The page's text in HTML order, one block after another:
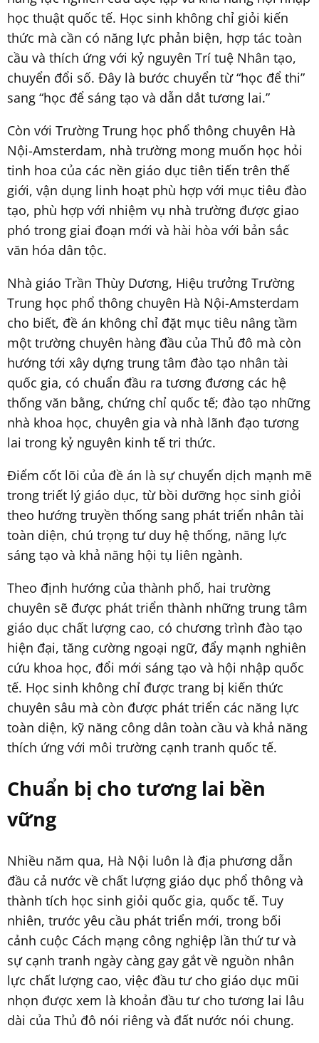
học thuật quốc tế. Học sinh không chỉ giỏi kiến
thức mà cần có năng lực phản biện, hợp tác toàn
cầu và thích ứng với kỷ nguyên Trí tuệ Nhân tạo,
chuyển đổi số. Đây là bước chuyển từ “học để thi”
sang “học để sáng tạo và dẫn dắt tương lai.”
Còn với Trường Trung học phổ thông chuyên Hà
Nội-Amsterdam, nhà trường mong muốn học hỏi
tinh hoa của các nền giáo dục tiên tiến trên thế
giới, vận dụng linh hoạt phù hợp với mục tiêu đào
tạo, phù hợp với nhiệm vụ nhà trường được giao
phó trong giai đoạn mới và hài hòa với bản sắc
văn hóa dân tộc.
Nhà giáo Trần Thùy Dương, Hiệu trưởng Trường
Trung học phổ thông chuyên Hà Nội-Amsterdam
cho biết, đề án không chỉ đặt mục tiêu nâng tầm
một trường chuyên hàng đầu của Thủ đô mà còn
hướng tới xây dựng trung tâm đào tạo nhân tài
quốc gia, có chuẩn đầu ra tương đương các hệ
thống văn bằng, chứng chỉ quốc tế; đào tạo những
nhà khoa học, chuyên gia và nhà lãnh đạo tương
lai trong kỷ nguyên kinh tế tri thức.
Điểm cốt lõi của đề án là sự chuyển dịch mạnh mẽ
trong triết lý giáo dục, từ bồi dưỡng học sinh giỏi
theo hướng truyền thống sang phát triển nhân tài
toàn diện, chú trọng tư duy hệ thống, năng lực
sáng tạo và khả năng hội tụ liên ngành.
Theo định hướng của thành phố, hai trường
chuyên sẽ được phát triển thành những trung tâm
giáo dục chất lượng cao, có chương trình đào tạo
hiện đại, tăng cường ngoại ngữ, đẩy mạnh nghiên
cứu khoa học, đổi mới sáng tạo và hội nhập quốc
tế. Học sinh không chỉ được trang bị kiến thức
chuyên sâu mà còn được phát triển các năng lực
toàn diện, kỹ năng công dân toàn cầu và khả năng
thích ứng với môi trường cạnh tranh quốc tế.
Chuẩn bị cho tương lai bền
vững
Nhiều năm qua, Hà Nội luôn là địa phương dẫn
đầu cả nước về chất lượng giáo dục phổ thông và
thành tích học sinh giỏi quốc gia, quốc tế. Tuy
nhiên, trước yêu cầu phát triển mới, trong bối
cảnh cuộc Cách mạng công nghiệp lần thứ tư và
sự cạnh tranh ngày càng gay gắt về nguồn nhân
lực chất lượng cao, việc đầu tư cho giáo dục mũi
nhọn được xem là khoản đầu tư cho tương lai lâu
dài của Thủ đô nói riêng và đất nước nói chung.